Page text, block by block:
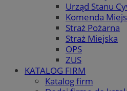
Urząd Stanu
Komenda
Straż Pożarna
Straż Miejska
OPS
ZUS
KATALOG FIRM
Katalog firm